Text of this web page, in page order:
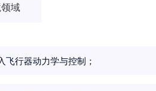
域
飞行器动力学与控制；